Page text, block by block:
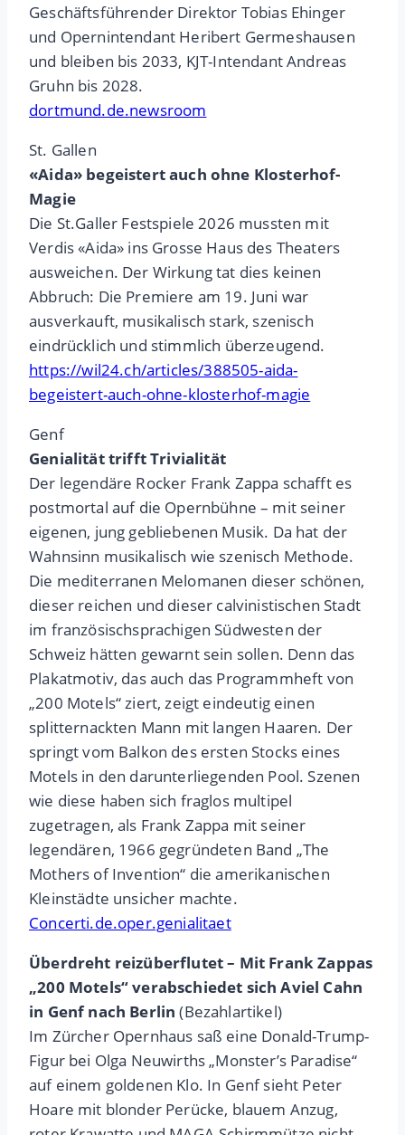
Geschäftsführender Direktor Tobias Ehinger
und Opernintendant Heribert Germeshausen
und bleiben bis 2033, KJT-Intendant Andreas
Gruhn bis 2028.
dortmund.de.newsroom
St. Gallen
«Aida» begeistert auch ohne Klosterhof-
Magie
Die St.Galler Festspiele 2026 mussten mit
Verdis «Aida» ins Grosse Haus des Theaters
ausweichen. Der Wirkung tat dies keinen
Abbruch: Die Premiere am 19. Juni war
ausverkauft, musikalisch stark, szenisch
eindrücklich und stimmlich überzeugend.
https://wil24.ch/articles/388505-aida-
begeistert-auch-ohne-klosterhof-magie
Genf
Genialität trifft Trivialität
Der legendäre Rocker Frank Zappa schafft es
postmortal auf die Opernbühne – mit seiner
eigenen, jung gebliebenen Musik. Da hat der
Wahnsinn musikalisch wie szenisch Methode.
Die mediterranen Melomanen dieser schönen,
dieser reichen und dieser calvinistischen Stadt
im französischsprachigen Südwesten der
Schweiz hätten gewarnt sein sollen. Denn das
Plakatmotiv, das auch das Programmheft von
„200 Motels“ ziert, zeigt eindeutig einen
splitternackten Mann mit langen Haaren. Der
springt vom Balkon des ersten Stocks eines
Motels in den darunterliegenden Pool. Szenen
wie diese haben sich fraglos multipel
zugetragen, als Frank Zappa mit seiner
legendären, 1966 gegründeten Band „The
Mothers of Invention“ die amerikanischen
Kleinstädte unsicher machte.
Concerti.de.oper.genialitaet
Überdreht reizüberflutet – Mit Frank Zappas
„200 Motels“ verabschiedet sich Aviel Cahn
in Genf nach Berlin (Bezahlartikel)
Im Zürcher Opernhaus saß eine Donald-Trump-
Figur bei Olga Neuwirths „Monster’s Paradise“
auf einem goldenen Klo. In Genf sieht Peter
Hoare mit blonder Perücke, blauem Anzug,